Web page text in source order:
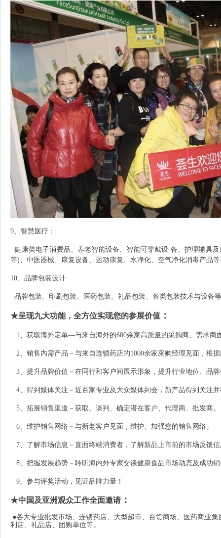
9、智慧医疗：
健康类电子消费品、养老智能设备、智能可穿戴设 备、护理辅具
等)、中医器械、康复设备、运动康复、水净化、空气净化消毒产品
10、品牌包装设计:
品牌包装、印刷包装、医药包装、礼品包装、各类包装技术与设备
★呈现九大功能，全方位实现您的参展价值 ：
1、获取海外定单―与来自海外的600余家高质量的采购商、 需求商
2、销售内需产品－与来自连锁药店的1000余家采购经理见面，根
3、提升品牌价值－在同行和客户间展示形象，提升行业地位、品
4、得到媒体关注－近百家专业及大众媒体到会，新产品得到关注
5、拓展销售渠道－获取、谈判、确定潜在客户、代理商、批发商。
6、维护销售网络－与新老客户见面， 维护、加强您的销售网络。
7、了解市场信息－直面终端消费者，了解新品上市前的市场反馈
8、把握发展趋势－聆听海内外专家交谈健康食品市场动态及成功
9、参与评奖活动，见证品牌力量！
★中国及亚洲观众工作全面邀请：
●各大专业批发市场、连锁药店、大型超市、百货商场、医药商业
利店、礼品店、团购单位等。